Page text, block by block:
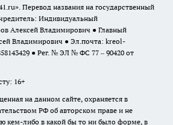
Перевод названия на государственный
Индивидуальный
Алексей Владимирович ● Главный
Владимирович ● Эл.почта: kreol-
● Рег. № ЭЛ № ФС 77 – 90420 от
16+
на данном сайте, охраняется в
РФ об авторском праве и не
кем-либо в какой бы то ни было форме, в